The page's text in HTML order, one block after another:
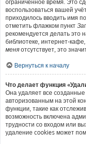
ограниченное время. Это
воспользоваться вашей
приходилось вводить имя
отметить флажком пункт
рекомендуется делать это
библиотеке, интернет-
меня отсутствует, это
Вернуться к началу
Что делает функция
Она удаляет все
авторизованным на этой
функции, такие как
возможность включена
трудности со входом или
удаление cookies может